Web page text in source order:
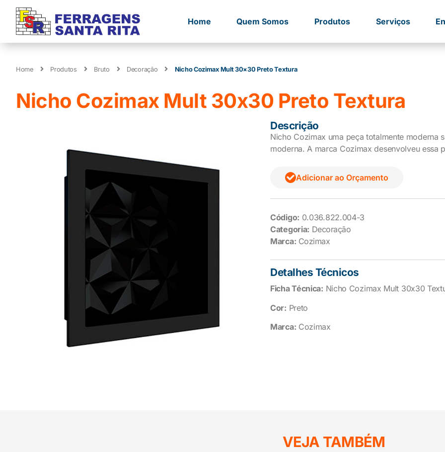
Home Quem Somos Produtos Serviços
Home Produtos Bruto Decoração Nicho Cozimax Mult 30×30 Preto Textura
Nicho Cozimax Mult 30x30 Preto Textura
Descrição
Nicho Cozimax uma peça totalmente moderna
moderna. A marca Cozimax desenvolveu essa
Adicionar ao Orçamento
Código: 0.036.822.004-3
Categoria: Decoração
Marca: Cozimax
Detalhes Técnicos
Ficha Técnica: Nicho Cozimax Mult 30x30
Cor: Preto
Marca: Cozimax
VEJA TAMBÉM